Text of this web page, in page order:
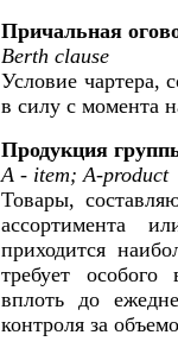
Причальная
Berth clause
Условие чартера,
в силу с момента
Продукция
A - item; A-product
Товары,
ассортимента
приходится
требует особого
вплоть до
контроля за